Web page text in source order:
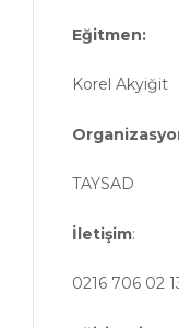
Eğitmen:
Korel Akyiğit
TAYSAD
İletişim:
0216 706 02